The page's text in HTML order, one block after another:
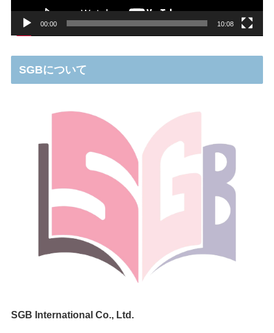
00:00 10:08
SGBについて
SGB International Co., Ltd.